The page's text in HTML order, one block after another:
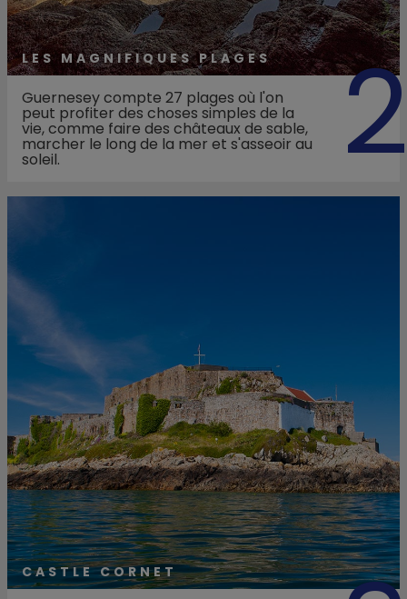
LES MAGNIFIQUES PLAGES
Guernesey compte 27 plages où l'on
peut profiter des choses simples de la
vie, comme faire des châteaux de sable,
marcher le long de la mer et s'asseoir au
soleil.
CASTLE CORNET